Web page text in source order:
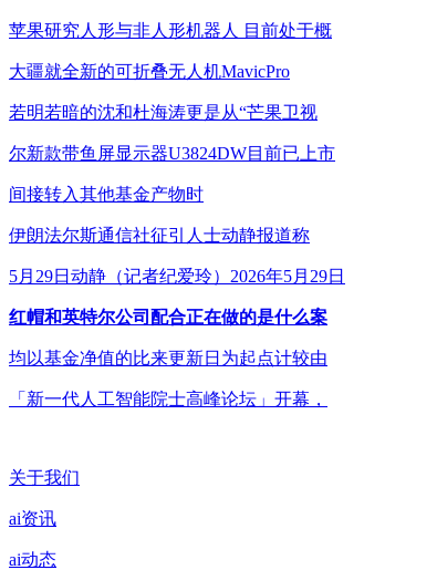
苹果研究人形与非人形机器人 目前处于概
大疆就全新的可折叠无人机MavicPro
若明若暗的沈和杜海涛更是从“芒果卫视
尔新款带鱼屏显示器U3824DW目前已上市
间接转入其他基金产物时
伊朗法尔斯通信社征引人士动静报道称
5月29日动静（记者纪爱玲）2026年5月29日
红帽和英特尔公司配合正在做的是什么案
均以基金净值的比来更新日为起点计较由
「新一代人工智能院士高峰论坛」开幕，
关于我们
ai资讯
ai动态